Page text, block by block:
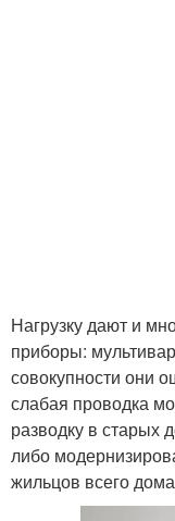
Нагрузку дают и
приборы:
совокупности они
слабая проводка
разводку в старых
либо
жильцов всего дома